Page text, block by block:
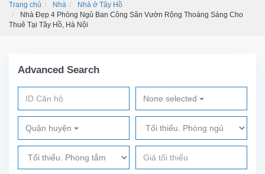
Trang chủ Nhà
Nhà ở Tây Hồ
Nhà Đẹp 4 Phòng Ngủ Ban Công Sân Vườn Rộng Thoáng Sáng Cho
Thuê Tại Tây Hồ, Hà Nội
Advanced Search
None selected
Quận huyện